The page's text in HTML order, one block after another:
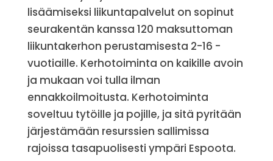
lisäämiseksi liikuntapalvelut on sopinut
seurakentän kanssa 120 maksuttoman
liikuntakerhon perustamisesta 2-16 -
vuotiaille. Kerhotoiminta on kaikille avoin
ja mukaan voi tulla ilman
ennakkoilmoitusta. Kerhotoiminta
soveltuu tytöille ja pojille, ja sitä pyritään
järjestämään resurssien sallimissa
rajoissa tasapuolisesti ympäri Espoota.